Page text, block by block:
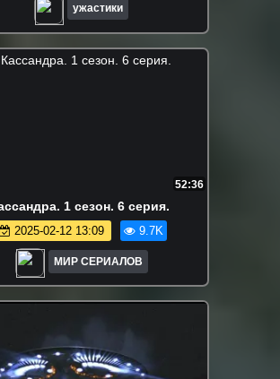
ужастики
52:36
1 сезон. 6 серия.
2025-02-12 13:09 9.7K
МИР СЕРИАЛОВ